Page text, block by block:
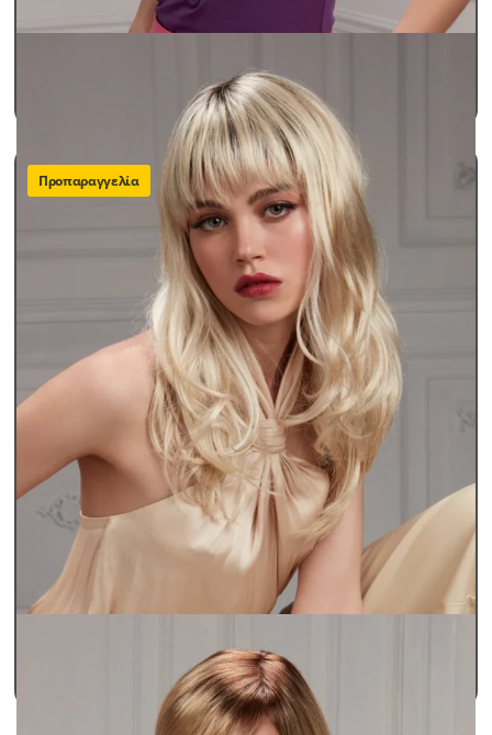
490,00€
ΠΡΟΣΘΗΚΗ ΣΤΟ ΚΑΛΑΘΙ
Περούκες ΓυναικείεςΠερούκες Παθήσεων Lux
BELLEN
Προπαραγγελία
490,00€
ΠΡΟΣΘΗΚΗ ΣΤΟ ΚΑΛΑΘΙ